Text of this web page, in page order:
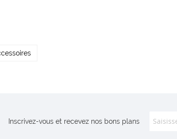
Inscrivez-vous et recevez nos bons plans